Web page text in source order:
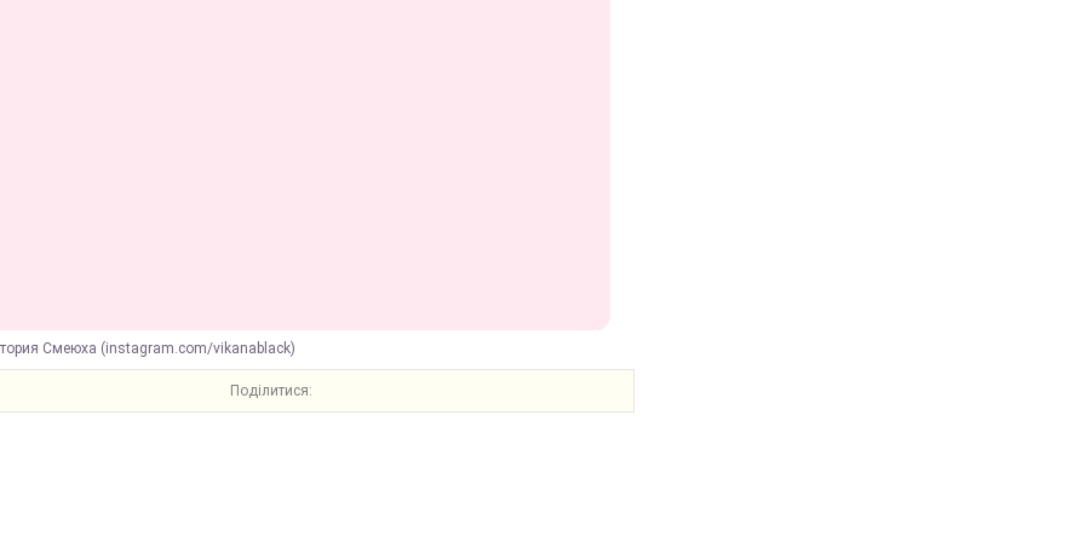
Смеюха (instagram.com/vikanablack)
Поділитися: